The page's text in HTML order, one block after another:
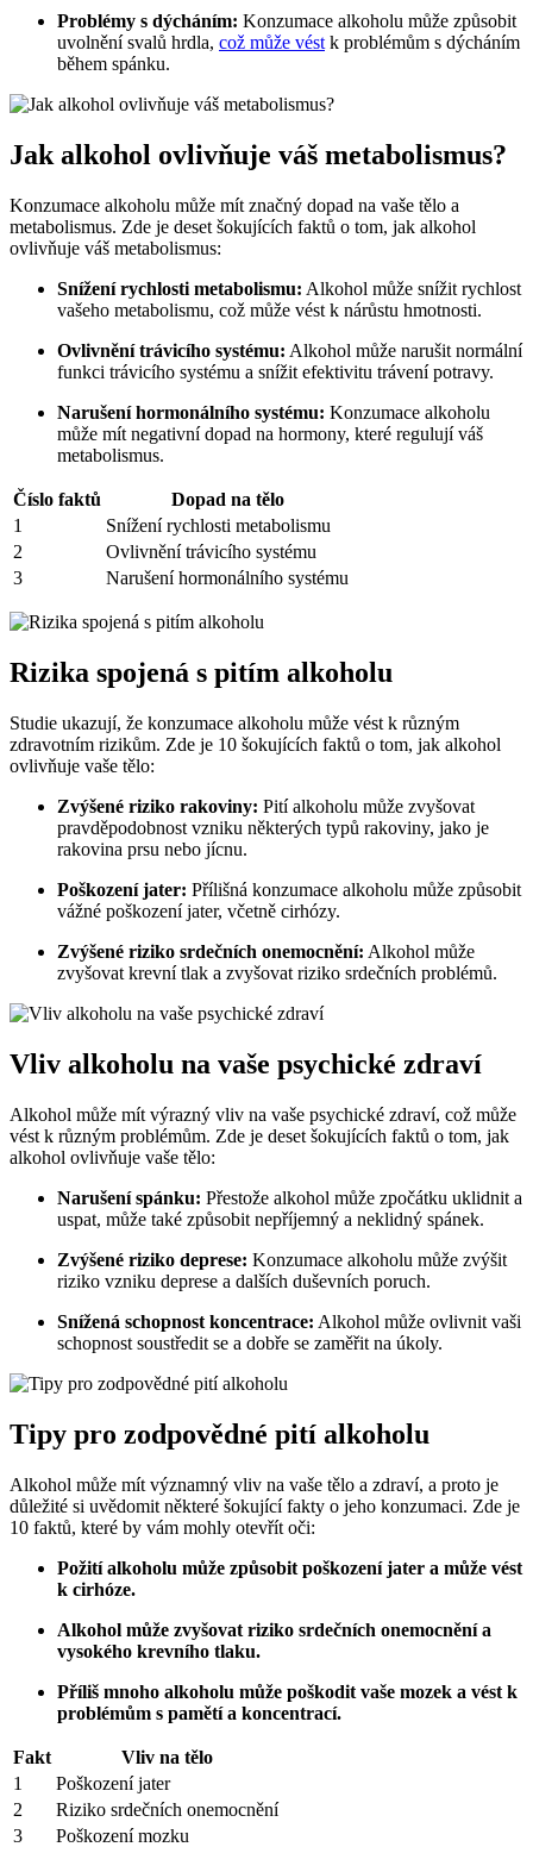
Problémy s dýcháním: Konzumace alkoholu může způsobit
uvolnění svalů hrdla, což může vést k problémům s dýcháním
během spánku.
Jak alkohol ovlivňuje váš metabolismus?
Konzumace alkoholu může mít značný dopad na vaše tělo a
metabolismus. Zde je deset šokujících faktů o tom, jak alkohol
ovlivňuje váš metabolismus:
Snížení rychlosti metabolismu: Alkohol může snížit rychlost
vašeho metabolismu, což může vést k nárůstu hmotnosti.
Ovlivnění trávicího systému: Alkohol může narušit normální
funkci trávicího systému a snížit efektivitu trávení potravy.
Narušení hormonálního systému: Konzumace alkoholu
může mít negativní dopad na hormony, které regulují váš
metabolismus.
Číslo faktů
Dopad na tělo
1
Snížení rychlosti metabolismu
2
Ovlivnění trávicího systému
3
Narušení hormonálního systému
Rizika spojená s pitím alkoholu
Studie ukazují, že konzumace alkoholu může vést k různým
zdravotním rizikům. Zde je 10 šokujících faktů o tom, jak alkohol
ovlivňuje vaše tělo:
Zvýšené riziko rakoviny: Pití alkoholu může zvyšovat
pravděpodobnost vzniku některých typů rakoviny, jako je
rakovina prsu nebo jícnu.
Poškození jater: Přílišná konzumace alkoholu může způsobit
vážné poškození jater, včetně cirhózy.
Zvýšené riziko srdečních onemocnění: Alkohol může
zvyšovat krevní tlak a zvyšovat riziko srdečních problémů.
Vliv alkoholu na vaše psychické zdraví
Alkohol může mít výrazný vliv na vaše psychické zdraví, což může
vést k různým problémům. Zde je deset šokujících faktů o tom, jak
alkohol ovlivňuje vaše tělo:
Narušení spánku: Přestože alkohol může zpočátku uklidnit a
uspat, může také způsobit nepříjemný a neklidný spánek.
Zvýšené riziko deprese: Konzumace alkoholu může zvýšit
riziko vzniku deprese a dalších duševních poruch.
Snížená schopnost koncentrace: Alkohol může ovlivnit vaši
schopnost soustředit se a dobře se zaměřit na úkoly.
Tipy pro zodpovědné pití alkoholu
Alkohol může mít významný vliv na vaše tělo a zdraví, a proto je
důležité si uvědomit některé šokující fakty o jeho konzumaci. Zde je
10 faktů, které by vám mohly otevřít oči:
Požití alkoholu může způsobit poškození jater a může vést
k cirhóze.
Alkohol může zvyšovat riziko srdečních onemocnění a
vysokého krevního tlaku.
Příliš mnoho alkoholu může poškodit vaše mozek a vést k
problémům s pamětí a koncentrací.
Fakt
Vliv na tělo
1
Poškození jater
2
Riziko srdečních onemocnění
3
Poškození mozku